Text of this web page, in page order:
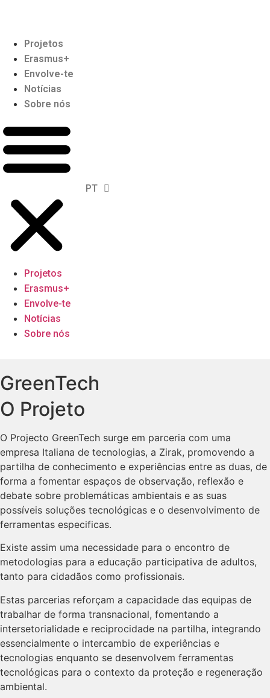
Projetos
Erasmus+
Envolve-te
Notícias
Sobre nós
Projetos
Erasmus+
Envolve-te
Notícias
Sobre nós
PT
EN
GreenTech
O Projeto
O Projecto GreenTech surge em parceria com uma
empresa Italiana de tecnologias, a Zirak, promovendo a
partilha de conhecimento e experiências entre as duas, de
forma a fomentar espaços de observação, reflexão e
debate sobre problemáticas ambientais e as suas
possíveis soluções tecnológicas e o desenvolvimento de
ferramentas especificas.
Existe assim uma necessidade para o encontro de
metodologias para a educação participativa de adultos,
tanto para cidadãos como profissionais.
Estas parcerias reforçam a capacidade das equipas de
trabalhar de forma transnacional, fomentando a
intersetorialidade e reciprocidade na partilha, integrando
essencialmente o intercambio de experiências e
tecnologias enquanto se desenvolvem ferramentas
tecnológicas para o contexto da proteção e regeneração
ambiental.